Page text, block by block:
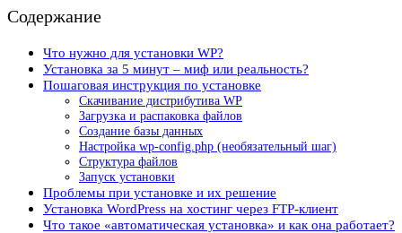
Содержание
Что нужно для установки WP?
Установка за 5 минут – миф или реальность?
Пошаговая инструкция по установке
Скачивание дистрибутива WP
Загрузка и распаковка файлов
Создание базы данных
Настройка wp-config.php (необязательный шаг)
Структура файлов
Запуск установки
Проблемы при установке и их решение
Установка WordPress на хостинг через FTP-клиент
Что такое «автоматическая установка» и как она работает?